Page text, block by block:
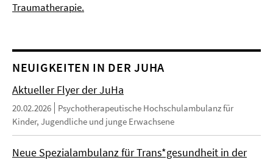
Traumatherapie.
NEUIGKEITEN IN DER JUHA
Aktueller Flyer der JuHa
20.02.2026
Psychotherapeutische Hochschulambulanz für
Kinder, Jugendliche und junge Erwachsene
Neue Spezialambulanz für Trans*gesundheit in der